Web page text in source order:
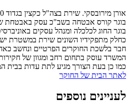
אורן מירובסקי. שירת בצה"ל כקצין בגדוד 50 (נח"ל מוצנח).
בוגר קורס אבטחה בשב"כ עסק באבטחת
בוגר החוג לכלכלה ומנהל עסקים
כחלק מתפקידיו השונים שירת במשטרת
חבר בלשכת החוקרים הפרטיים ונחשב
המשרד עוסק בתחום רחב ומגוון של
כמו כן בעת הצורך מגיע לתת עדות בבית
לאתר הבית של החוקר
לעניינים נוספים